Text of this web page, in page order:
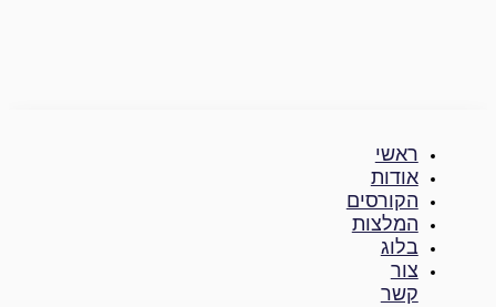
ראשי
אודות
הקורסים
המלצות
בלוג
צור
קשר